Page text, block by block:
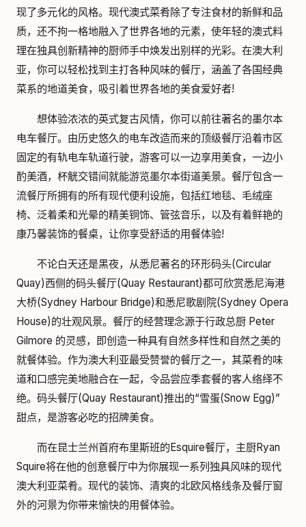
现了多元化的风格。现代澳式菜肴除了专注食材的新鲜和品
质，还不拘一格地融入了世界各地的元素，使年轻的澳式料
理在独具创新精神的厨师手中焕发出别样的光彩。在澳大利
亚，你可以轻松找到主打各种风味的餐厅，涵盖了各国经典
菜系的地道美食，吸引着世界各地的美食爱好者!
想体验浓浓的英式复古风情，你可以前往著名的墨尔本
电车餐厅。由历史悠久的电车改造而来的顶级餐厅沿着市区
固定的有轨电车轨道行驶，游客可以一边享用美食，一边小
酌美酒，杯觥交错间就能游览墨尔本街道美景。餐厅包含一
流餐厅所拥有的所有现代便利设施，包括红地毯、毛绒座
椅、泛着柔和光晕的精美铜饰、管弦音乐，以及有着鲜艳的
康乃馨装饰的餐桌，让你享受舒适的用餐体验!
不论白天还是黑夜，从悉尼著名的环形码头(Circular
Quay)西侧的码头餐厅(Quay Restaurant)都可欣赏悉尼海港
大桥(Sydney Harbour Bridge)和悉尼歌剧院(Sydney Opera
House)的壮观风景。餐厅的经营理念源于行政总厨 Peter
Gilmore 的灵感，即创造一种具有自然多样性和自然之美的
就餐体验。作为澳大利亚最受赞誉的餐厅之一，其菜肴的味
道和口感完美地融合在一起，令品尝应季套餐的客人络绎不
绝。码头餐厅(Quay Restaurant)推出的“雪蛋(Snow Egg)”
甜点，是游客必吃的招牌美食。
而在昆士兰州首府布里斯班的Esquire餐厅，主厨Ryan
Squire将在他的创意餐厅中为你展现一系列独具风味的现代
澳大利亚菜肴。现代的装饰、清爽的北欧风格线条及餐厅窗
外的河景为你带来愉快的用餐体验。